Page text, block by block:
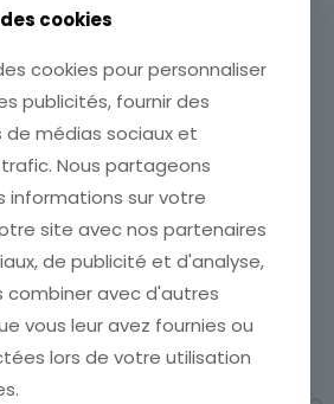
IN
ma
les
CARTE POSTALE HEUREUSE
ANNEE BELLONE
ETAT VOIR SCAN Cumulez
vos achats en visitant ma
boutique afin de réduire
vos frais de port. Attendez
frais de port[…]
1,30€
cookies
cookies pour personnaliser
publicités, fournir des
médias sociaux et
Nous partageons
informations sur votre
site avec nos partenaires
de publicité et d'analyse,
combiner avec d'autres
vous leur avez fournies ou
lors de votre utilisation